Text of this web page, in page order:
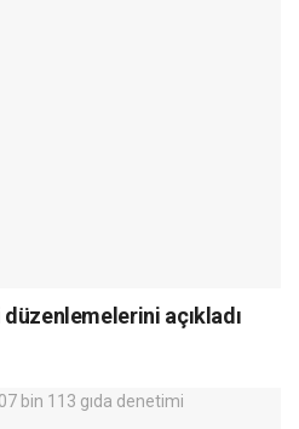
düzenlemelerini açıkladı